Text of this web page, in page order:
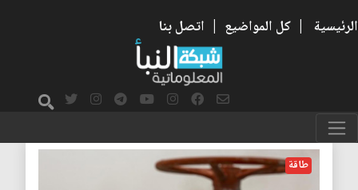
الرئيسية | كل المواضيع | اتصل بنا
طاقة